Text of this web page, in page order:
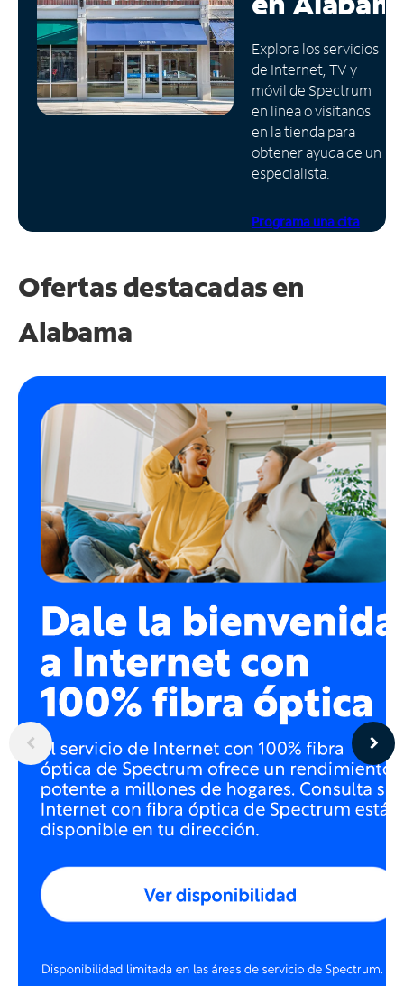
Administrar
cuenta
Encuentra
una
tienda
Explora los servicios
de Internet, TV y
móvil de Spectrum
en línea o visítanos
en la tienda para
obtener ayuda de un
especialista.
Programa una cita
Ofertas destacadas en
Alabama